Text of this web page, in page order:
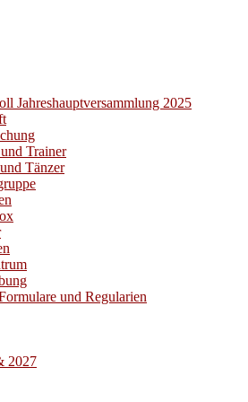
Jahreshauptversammlung 2025
Trainer
Tänzer
und Regularien
2027